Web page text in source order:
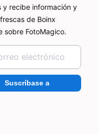
y recibe información y
de Boinx
sobre FotoMagico.
Suscríbase a